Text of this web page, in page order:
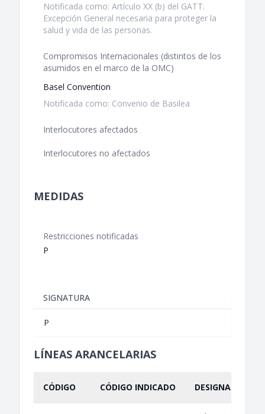
Notificada como: Artículo XX (b) del GATT.
Excepción General necesaria para proteger la
salud y vida de las personas.
Compromisos Internacionales (distintos de los
asumidos en el marco de la OMC)
Basel Convention
Notificada como: Convenio de Basilea
Interlocutores afectados
Interlocutores no afectados
MEDIDAS
Restricciones notificadas
P
SIGNATURA
P
LÍNEAS ARANCELARIAS
CÓDIGO CÓDIGO INDICADO DESIGNACIÓN